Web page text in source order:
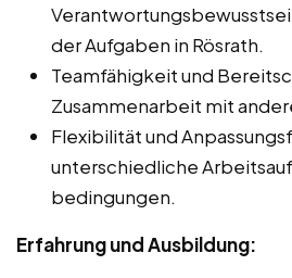
der Aufgaben in Rösrath.
Teamfähigkeit und
Zusammenarbeit mit
Flexibilität und
unterschiedliche
bedingungen.
Erfahrung und Ausbildung: